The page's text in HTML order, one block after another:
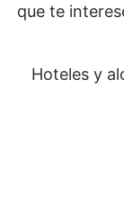
que te
Hoteles y